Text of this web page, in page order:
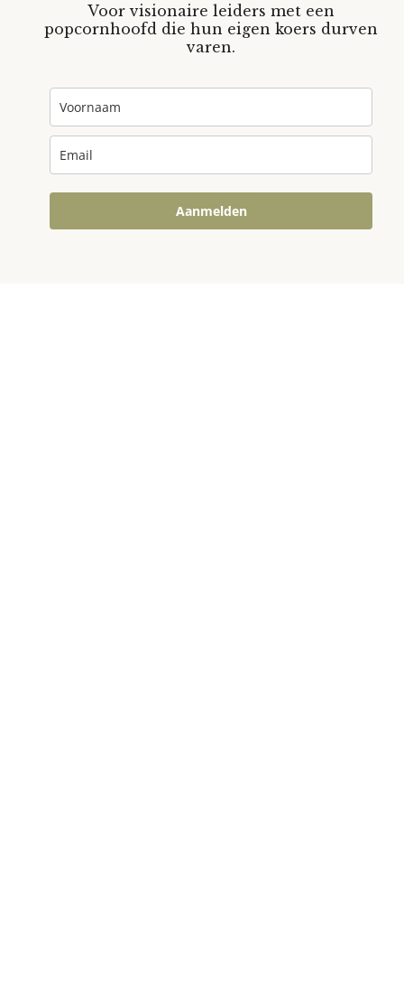
Voor visionaire leiders met een
popcornhoofd die hun eigen koers durven
varen.
Aanmelden